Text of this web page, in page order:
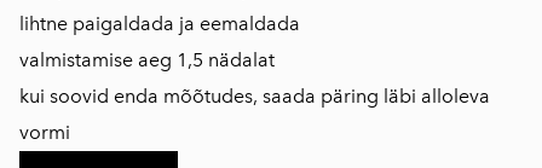
lihtne paigaldada ja eemaldada
valmistamise aeg 1,5 nädalat
kui soovid enda mõõtudes, saada päring läbi alloleva
vormi